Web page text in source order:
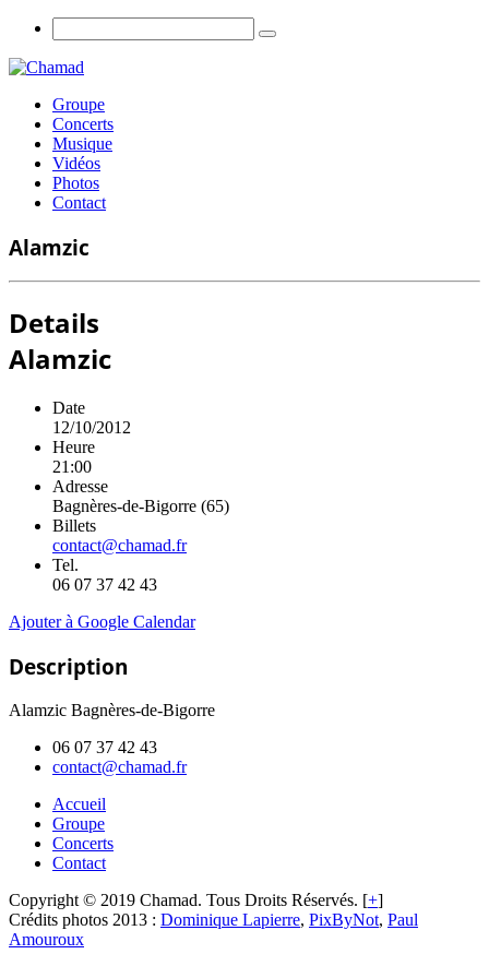
Groupe
Concerts
Musique
Vidéos
Photos
Contact
Alamzic
Details
Alamzic
Date
12/10/2012
Heure
21:00
Adresse
Bagnères-de-Bigorre (65)
Billets
contact@chamad.fr
Tel.
06 07 37 42 43
Ajouter à Google Calendar
Description
Alamzic Bagnères-de-Bigorre
06 07 37 42 43
contact@chamad.fr
Accueil
Groupe
Concerts
Contact
Copyright © 2019 Chamad. Tous Droits Réservés. [+]
Crédits photos 2013 : Dominique Lapierre, PixByNot, Paul
Amouroux